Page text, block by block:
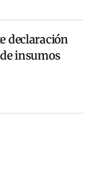
declaración
insumos